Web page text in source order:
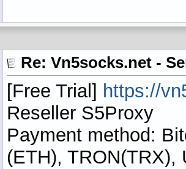
Re: Vn5socks.net -
[Free Trial] https://
Reseller S5Proxy
Payment method:
(ETH), TRON(TRX),